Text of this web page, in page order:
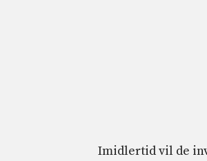
Imidlertid vil de